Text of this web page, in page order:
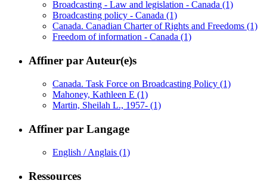
Broadcasting - Law and legislation - Canada (1)
Broadcasting policy - Canada (1)
Canada. Canadian Charter of Rights and Freedoms (1)
Freedom of information - Canada (1)
Affiner par Auteur(e)s
Canada. Task Force on Broadcasting Policy (1)
Mahoney, Kathleen E (1)
Martin, Sheilah L., 1957- (1)
Affiner par Langage
English / Anglais (1)
Ressources